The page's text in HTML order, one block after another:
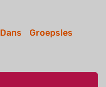
Dans Groepsles